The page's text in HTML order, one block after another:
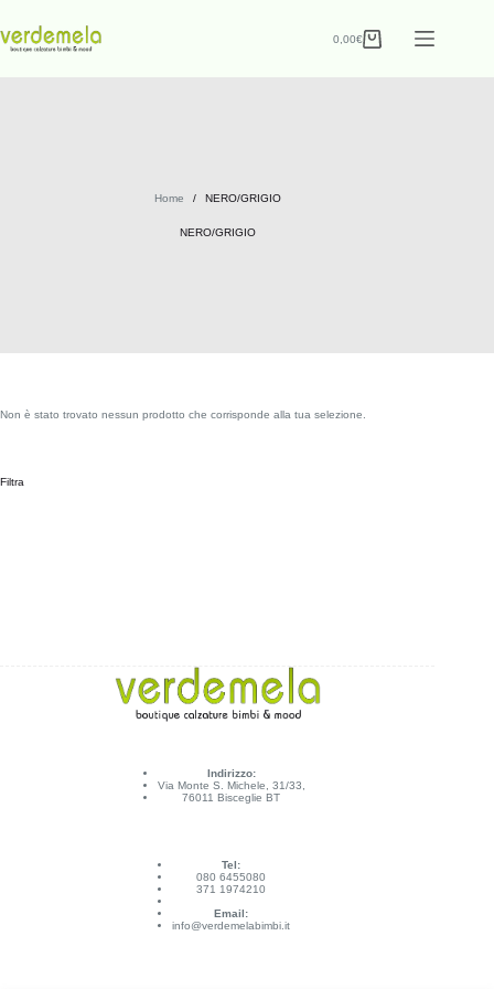
0,00€
Home / NERO/GRIGIO
NERO/GRIGIO
Non è stato trovato nessun prodotto che corrisponde alla tua selezione.
Filtra
Indirizzo:
Via Monte S. Michele, 31/33,
76011 Bisceglie BT
Tel:
080 6455080
371 1974210
Email:
info@verdemelabimbi.it